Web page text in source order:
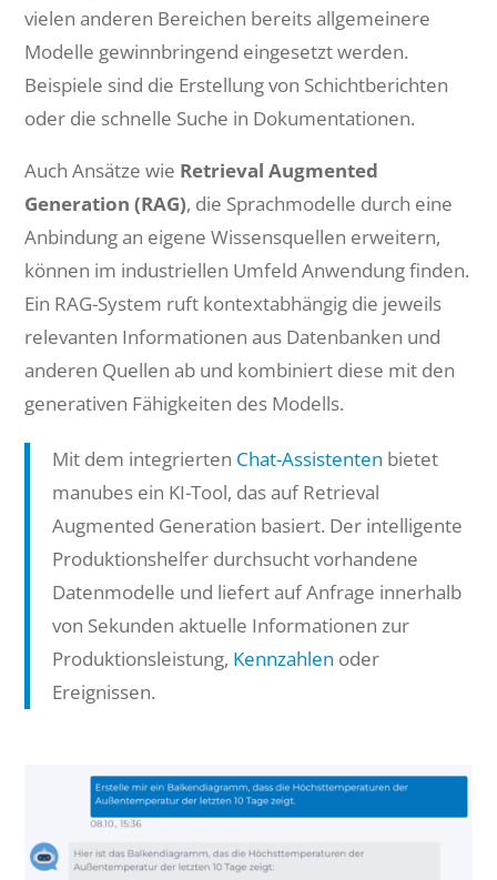
vielen anderen Bereichen bereits allgemeinere
Modelle gewinnbringend eingesetzt werden.
Beispiele sind die Erstellung von Schichtberichten
oder die schnelle Suche in Dokumentationen.
Auch Ansätze wie Retrieval Augmented
Generation (RAG), die Sprachmodelle durch eine
Anbindung an eigene Wissensquellen erweitern,
können im industriellen Umfeld Anwendung finden.
Ein RAG-System ruft kontextabhängig die jeweils
relevanten Informationen aus Datenbanken und
anderen Quellen ab und kombiniert diese mit den
generativen Fähigkeiten des Modells.
Mit dem integrierten Chat-Assistenten bietet
manubes ein KI-Tool, das auf Retrieval
Augmented Generation basiert. Der intelligente
Produktionshelfer durchsucht vorhandene
Datenmodelle und liefert auf Anfrage innerhalb
von Sekunden aktuelle Informationen zur
Produktionsleistung, Kennzahlen oder
Ereignissen.